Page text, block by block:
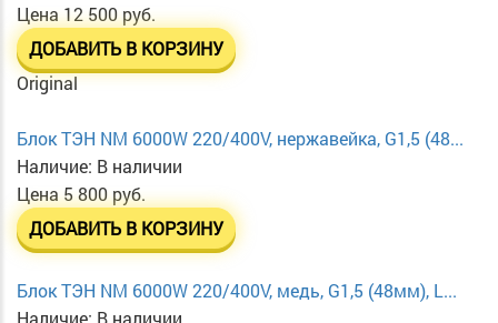
Цена12 500 руб.
ДОБАВИТЬ В КОРЗИНУ
Original
Блок ТЭН NM 6000W 220/400V, нержавейка, G1,5 (48...
Наличие: В наличии
Цена5 800 руб.
ДОБАВИТЬ В КОРЗИНУ
Блок ТЭН NM 6000W 220/400V, медь, G1,5 (48мм), L...
Наличие: В наличии